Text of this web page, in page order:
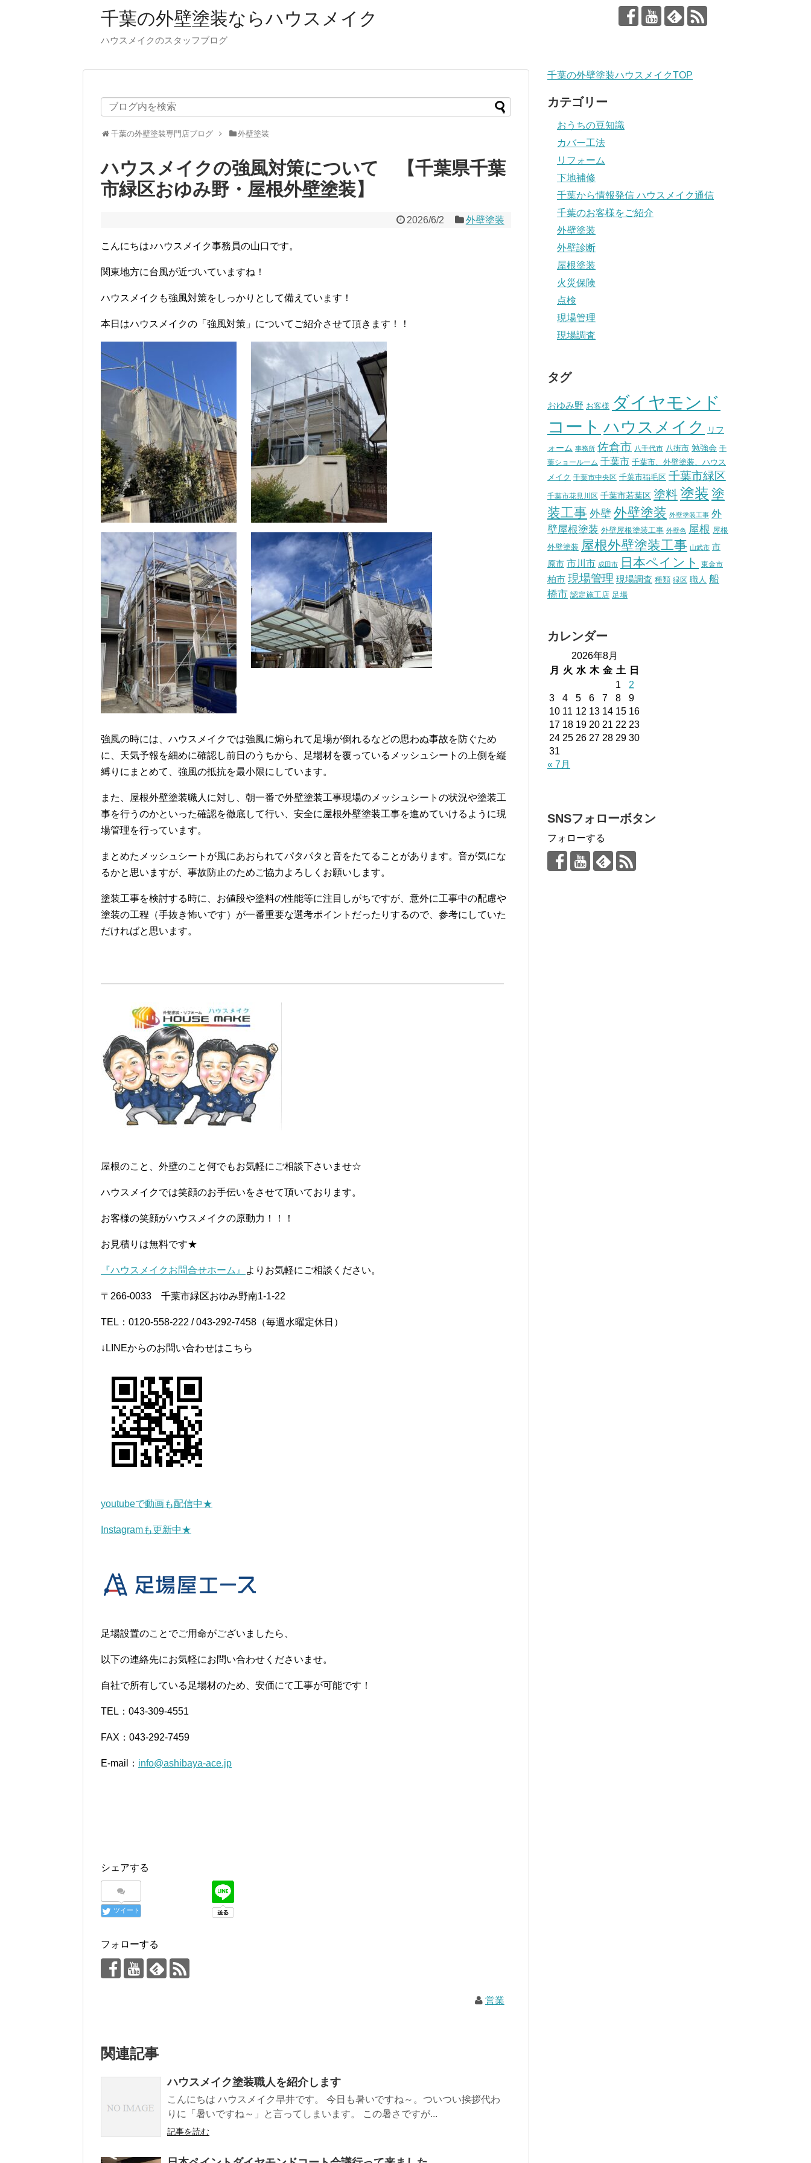
千葉の外壁塗装ならハウスメイク
ハウスメイクのスタッフブログ
千葉の外壁塗装専門店ブログ 外壁塗装
ハウスメイクの強風対策について 【千葉県千葉
市緑区おゆみ野・屋根外壁塗装】
2026/6/2 外壁塗装
こんにちは♪ハウスメイク事務員の山口です。
関東地方に台風が近づいていますね！
ハウスメイクも強風対策をしっかりとして備えています！
本日はハウスメイクの「強風対策」についてご紹介させて頂きます！！
強風の時には、ハウスメイクでは強風に煽られて足場が倒れるなどの思わぬ事故を防ぐため
に、天気予報を細めに確認し前日のうちから、足場材を覆っているメッシュシートの上側を縦
縛りにまとめて、強風の抵抗を最小限にしています。
また、屋根外壁塗装職人に対し、朝一番で外壁塗装工事現場のメッシュシートの状況や塗装工
事を行うのかといった確認を徹底して行い、安全に屋根外壁塗装工事を進めていけるように現
場管理を行っています。
まとめたメッシュシートが風にあおられてパタパタと音をたてることがあります。音が気にな
るかと思いますが、事故防止のためご協力よろしくお願いします。
塗装工事を検討する時に、お値段や塗料の性能等に注目しがちですが、意外に工事中の配慮や
塗装の工程（手抜き怖いです）が一番重要な選考ポイントだったりするので、参考にしていた
だければと思います。
屋根のこと、外壁のこと何でもお気軽にご相談下さいませ☆
ハウスメイクでは笑顔のお手伝いをさせて頂いております。
お客様の笑顔がハウスメイクの原動力！！！
お見積りは無料です★
『ハウスメイクお問合せホーム』 よりお気軽にご相談ください。
〒266-0033 千葉市緑区おゆみ野南1-1-22
TEL：0120-558-222 / 043-292-7458（毎週水曜定休日）
↓LINEからのお問い合わせはこちら
youtubeで動画も配信中★
Instagramも更新中★
足場設置のことでご用命がございましたら、
以下の連絡先にお気軽にお問い合わせくださいませ。
自社で所有している足場材のため、安価にて工事が可能です！
TEL：043-309-4551
FAX：043-292-7459
E-mail： info@ashibaya-ace.jp
シェアする
ツイート
フォローする
営業
関連記事
ハウスメイク塗装職人を紹介します
こんにちは ハウスメイク早井です。 今日も暑いですね～。ついつい挨拶代わ
りに「暑いですね～」と言ってしまいます。 この暑さですが...
記事を読む
千葉の外壁塗装ハウスメイクTOP
カテゴリー
おうちの豆知識
カバー工法
リフォーム
下地補修
千葉から情報発信 ハウスメイク通信
千葉のお客様をご紹介
外壁塗装
外壁診断
屋根塗装
火災保険
点検
現場管理
現場調査
タグ
おゆみ野 お客様 ダイヤモンド
コート ハウスメイク
リフ
ォーム 事務所 佐倉市 八千代市 八街市 勉強会 千
葉ショールーム 千葉市 千葉市、外壁塗装、ハウス
メイク 千葉市中央区 千葉市稲毛区 千葉市緑区
千葉市花見川区 千葉市若葉区 塗料塗装 塗
装工事 外壁 外壁塗装 外壁塗装工事 外
壁屋根塗装 外壁屋根塗装工事 外壁色 屋根 屋根
外壁塗装 屋根外壁塗装工事 山武市 市
原市 市川市 成田市 日本ペイント 東金市
柏市 現場管理 現場調査 種類 緑区 職人 船
橋市 認定施工店 足場
カレンダー
2026年8月
月
火 水 木 金 土
日
1
2
3
4 5 6 7 8
9
10 11 12 13 14 15 16
17 18 19 20 21 22 23
24 25 26 27 28 29 30
31
« 7月
SNSフォローボタン
フォローする